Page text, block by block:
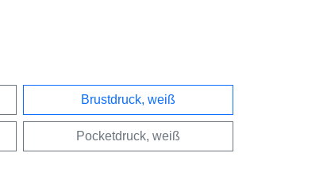
Brustdruck, weiß
Pocketdruck, weiß